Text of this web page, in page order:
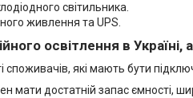
світильника.
живлення та UPS.
освітлення в
споживачів, які мають бути
достатній запас ємності,